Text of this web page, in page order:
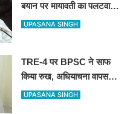
बयान पर मायावती का पलटवार,
सपा को बताया ‘गिरगिट की तरह
UPASANA SINGH
TRE-4 पर BPSC ने साफ
किया रुख, अधियाचना वापस
नहीं हुई; खामियां सुधारने के बाद
UPASANA SINGH